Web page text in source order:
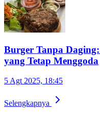
Burger Tanpa
yang Tetap Menggoda
5 Agt 2025, 18:45
Selengkapnya